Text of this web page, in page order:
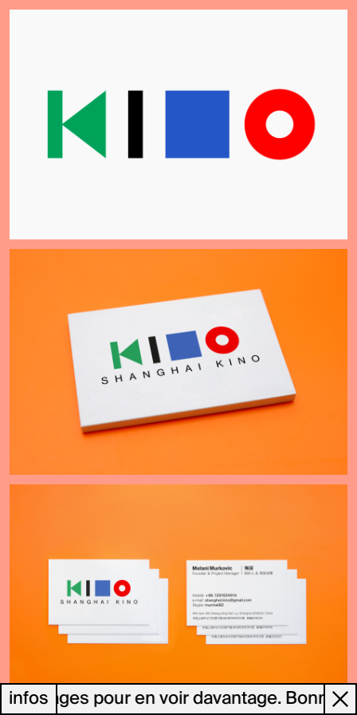
infos
images pour en voir davantage. Bonne